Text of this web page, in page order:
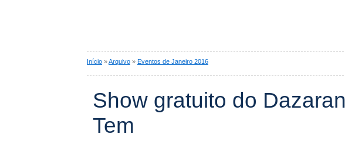
Início »Arquivo » Eventos de Janeiro 2016
Show gratuito do
Tem